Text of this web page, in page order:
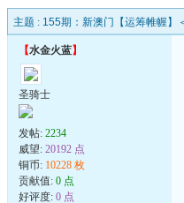
主题 : 155期：新澳门【运筹帷幄
【水金火蓝】
圣骑士
发帖: 2234
威望: 20192 点
铜币: 10228 枚
贡献值: 0 点
好评度: 0 点